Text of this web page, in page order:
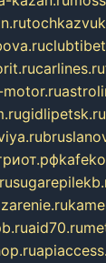
carlines.ru
gidlipetsk.ru
aid70.ru